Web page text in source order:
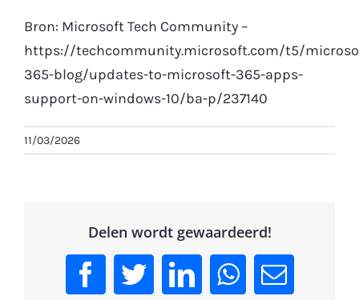
Bron: Microsoft Tech Community –
https://techcommunity.microsoft.com/t5/
365-blog/updates-to-microsoft-365-apps-
support-on-windows-10/ba-p/237140
11/03/2026
Delen wordt gewaardeerd!
Facebook
TwitterLinkedInWhatsApp
Email